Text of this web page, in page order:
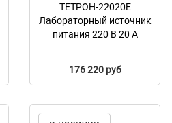
ТЕТРОН-22020Е
Лабораторный источник
питания 220 В 20 А
176 220 руб